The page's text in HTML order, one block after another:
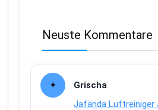
Neuste Kommentare
Grischa
Jafända Luftreiniger